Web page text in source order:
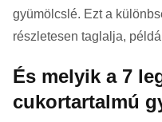
gyümölcslé. Ezt a
részletesen taglalja,
És melyik a 7
cukortartalmú